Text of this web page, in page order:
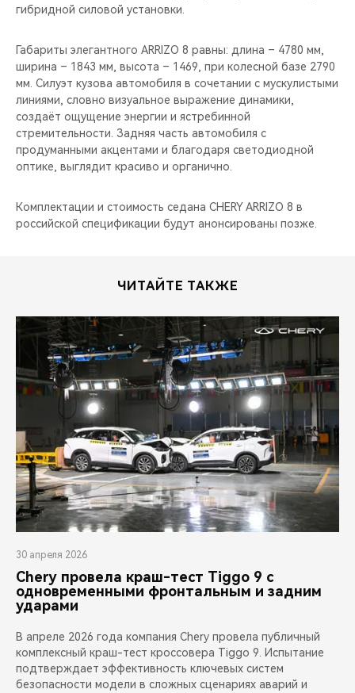
гибридной силовой установки.
Габариты элегантного ARRIZO 8 равны: длина – 4780 мм,
ширина – 1843 мм, высота – 1469, при колесной базе 2790
мм. Силуэт кузова автомобиля в сочетании с мускулистыми
линиями, словно визуальное выражение динамики,
создаёт ощущение энергии и ястребинной
стремительности. Задняя часть автомобиля с
продуманными акцентами и благодаря светодиодной
оптике, выглядит красиво и органично.
Комплектации и стоимость седана CHERY ARRIZO 8 в
российской спецификации будут анонсированы позже.
ЧИТАЙТЕ ТАКЖЕ
30 апреля 2026
Chery провела краш-тест Tiggo 9 с
одновременными фронтальным и задним
ударами
В апреле 2026 года компания Chery провела публичный
комплексный краш-тест кроссовера Tiggo 9. Испытание
подтверждает эффективность ключевых систем
безопасности модели в сложных сценариях аварий и